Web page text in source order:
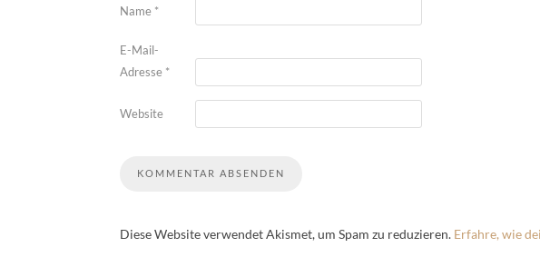
Name *
E-Mail-
Adresse *
Website
Diese Website verwendet Akismet, um Spam zu reduzieren. Erfahre, wie